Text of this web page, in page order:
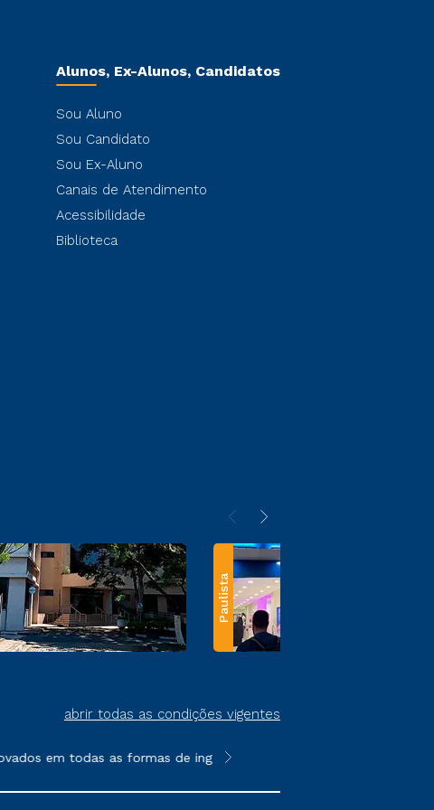
Alunos, Ex-Alunos, Candidatos
Sou Aluno
Sou Candidato
Sou Ex-Aluno
Canais de Atendimento
Acessibilidade
Biblioteca
Paulista
abrir todas as condições vigentes
em todas as formas de ingresso, exceto na prova on-line ou
**Semipresencial e EAD são